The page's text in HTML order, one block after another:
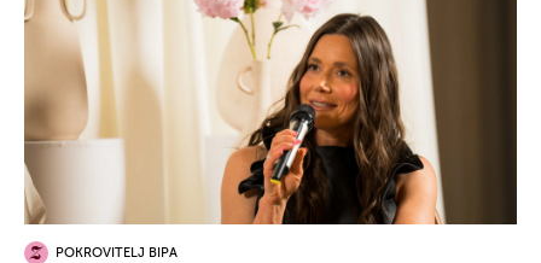
POKROVITELJ BIPA